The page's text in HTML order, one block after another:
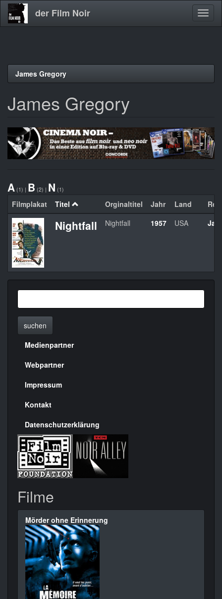
Direkt
der Film Noir
James Gregory
James Gregory
A (1) | B (2) | N (1)
Filmplakat Titel Orginaltitel Jahr Land
Nightfall Nightfall 1957 USA
suchen
Menülinks
rechte
Seite
Medienpartner
Webpartner
Impressum
Kontakt
Datenschutzerklärung
Filme
Mörder ohne Erinnerung